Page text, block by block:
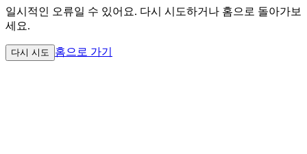
일시적인 오류일 수 있어요. 다시 시도하거나 홈으로 돌아가보
세요.
다시 시도 홈으로 가기